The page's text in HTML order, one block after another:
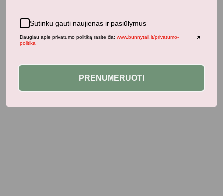
Neseniai žiūrėti produktai
Sutinku gauti naujienas ir pasiūlymus
Daugiau apie privatumo politiką rasite čia: www.bunnytail.lt/privatumo-
politika
PRENUMERUOTI